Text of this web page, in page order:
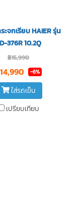
ะจกเรียบ HAIER รุ่น
376R 10.2Q
฿15,990
-6%
ใส่รถเข็น
เปรียบเทียบ